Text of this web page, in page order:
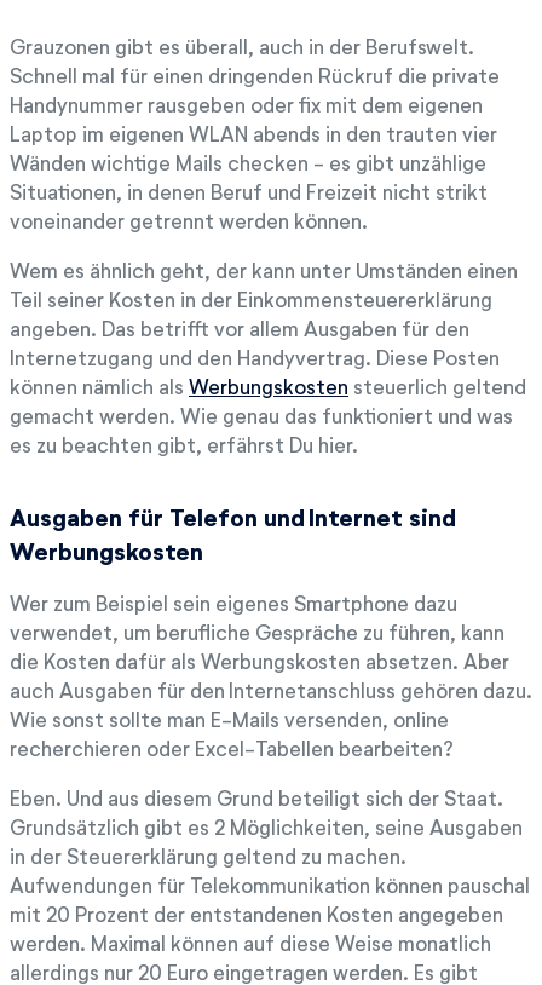
Grauzonen gibt es überall, auch in der Berufswelt.
Schnell mal für einen dringenden Rückruf die private
Handynummer rausgeben oder fix mit dem eigenen
Laptop im eigenen WLAN abends in den trauten vier
Wänden wichtige Mails checken - es gibt unzählige
Situationen, in denen Beruf und Freizeit nicht strikt
voneinander getrennt werden können.
Wem es ähnlich geht, der kann unter Umständen einen
Teil seiner Kosten in der Einkommensteuererklärung
angeben. Das betrifft vor allem Ausgaben für den
Internetzugang und den Handyvertrag. Diese Posten
können nämlich als Werbungskosten steuerlich geltend
gemacht werden. Wie genau das funktioniert und was
es zu beachten gibt, erfährst Du hier.
Ausgaben für Telefon und Internet sind
Werbungskosten
Wer zum Beispiel sein eigenes Smartphone dazu
verwendet, um berufliche Gespräche zu führen, kann
die Kosten dafür als Werbungskosten absetzen. Aber
auch Ausgaben für den Internetanschluss gehören dazu.
Wie sonst sollte man E-Mails versenden, online
recherchieren oder Excel-Tabellen bearbeiten?
Eben. Und aus diesem Grund beteiligt sich der Staat.
Grundsätzlich gibt es 2 Möglichkeiten, seine Ausgaben
in der Steuererklärung geltend zu machen.
Aufwendungen für Telekommunikation können pauschal
mit 20 Prozent der entstandenen Kosten angegeben
werden. Maximal können auf diese Weise monatlich
allerdings nur 20 Euro eingetragen werden. Es gibt